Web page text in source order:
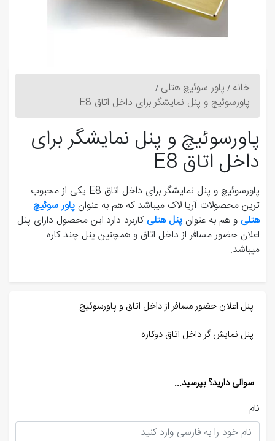
خانه پاور سوئیچ هتلی
پاورسوئیچ و پنل نمایشگر برای داخل اتاق E8
پاورسوئیچ و پنل نمایشگر برای
داخل اتاق E8
پاورسوئیچ و پنل نمایشگر برای داخل اتاق E8 یکی از محبوب
ترین محصولات آریا لاک میباشد که هم به عنوان پاور سوئیچ
هتلیو هم به عنوان پنل هتلیکاربرد دارد.این محصول دارای پنل
اعلان حضور مسافر از داخل اتاق و همچنین پنل چند کاره
میباشد.
پنل اعلان حضور مسافر از داخل اتاق و پاورسوئیچ
پنل نمایش گر داخل اتاق دوکاره
سوالی دارید؟ بپرسید...
نام